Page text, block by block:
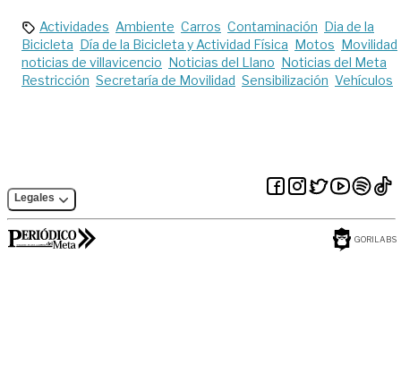
Actividades Ambiente Carros Contaminación Dia de la
Bicicleta Día de la Bicicleta y Actividad Física Motos Movilidad
noticias de villavicencio Noticias del Llano Noticias del Meta
Restricción Secretaría de Movilidad Sensibilización Vehículos
Legales
GORILABS